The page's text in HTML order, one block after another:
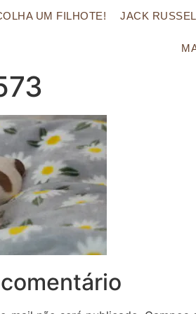
UM FILHOTE! JACK